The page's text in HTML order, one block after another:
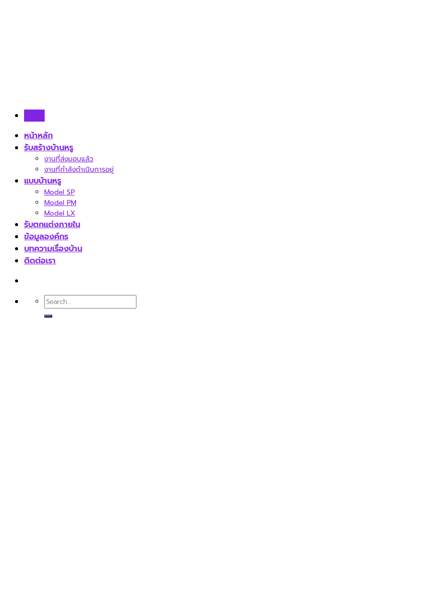
หน้าหลัก
รับสร้างบ้านหรู
งานที่ส่งมอบแล้ว
งานที่กำลังดำเนินการอยู่
แบบบ้านหรู
Model SP
Model PM
Model LX
รับตกแต่งภายใน
ข้อมูลองค์กร
บทความเรื่องบ้าน
ติดต่อเรา